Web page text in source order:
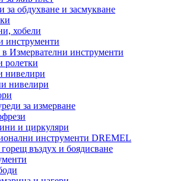
обдухване и засмукване
хобели
инструменти
Измервателни инструменти
ролетки
нивелири
нивелири
за измерване
и циркуляри
инструменти DREMEL
въздух и боядисване